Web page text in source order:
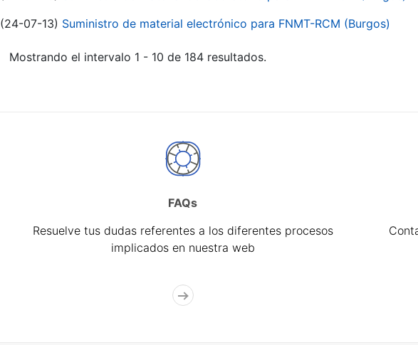
(24-07-13) Suministro de material electrónico para FNMT-RCM (Burgos)
Mostrando el intervalo 1 - 10 de 184 resultados.
FAQs
Resuelve tus dudas referentes a los diferentes procesos
implicados en nuestra web